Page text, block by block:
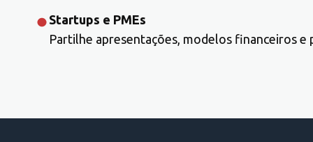
Startups e PMEs
Partilhe apresentações, modelos financeiros